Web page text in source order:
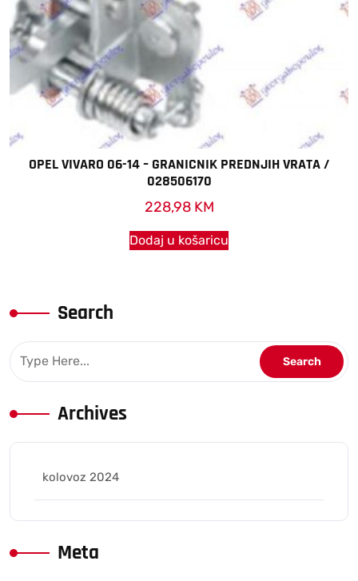
OPEL VIVARO 06-14 – GRANICNIK PREDNJIH VRATA /
028506170
228,98 KM
Dodaj u košaricu
Search
Archives
kolovoz 2024
Meta